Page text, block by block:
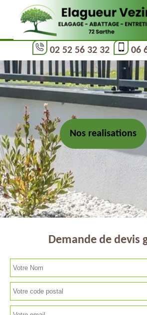
02 52 56 32 32 06
Nos realisations
Demande de devis